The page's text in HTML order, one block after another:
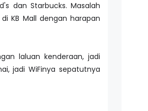
dan Starbucks. Masalah
KB Mall dengan harapan
laluan kenderaan, jadi
jadi WiFinya sepatutnya